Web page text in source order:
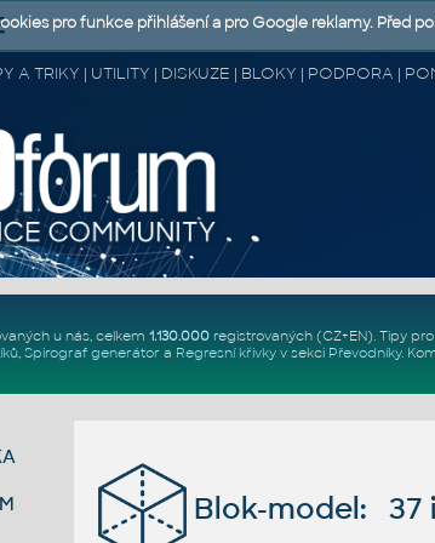
A TRIKY | UTILITY | DISKUZE | BLOKY | PODPORA |
u nás, celkem 1.130.000registrovaných (CZ+EN). Tipy pro
, Spirograf generátor a Regresní křivkyv sekci Převodníky.
Blok-model: 37
pro funkce přihlášení a pro Google reklamy. Před